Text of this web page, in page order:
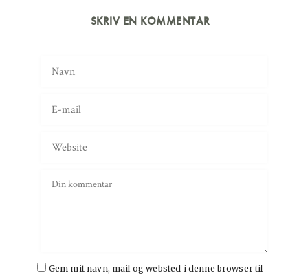
SKRIV EN KOMMENTAR
Gem mit navn, mail og websted i denne browser til